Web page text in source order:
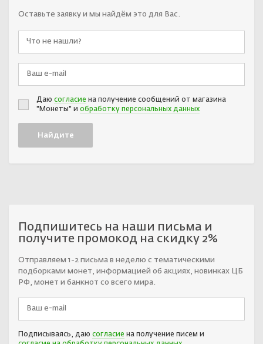
Оставьте заявку и мы найдём это для Вас.
Даю согласие на получение сообщений от магазина
"Монеты" и обработку персональных данных
Подпишитесь на наши письма и
получите промокод на скидку 2%
Отправляем 1-2 письма в неделю с тематическими
подборками монет, информацией об акциях, новинках ЦБ
РФ, монет и банкнот со всего мира.
Подписываясь, даю согласие на получение писем и